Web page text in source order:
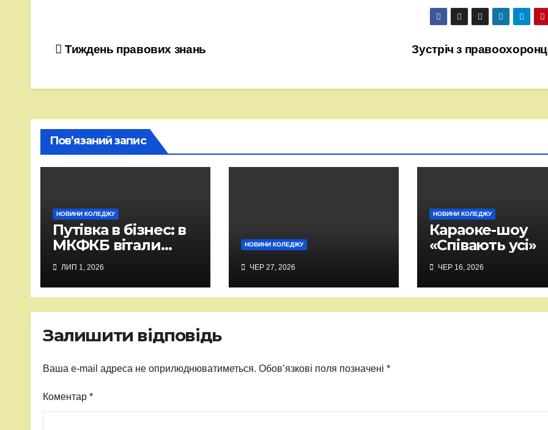
Навігація
Зустріч з
Тиждень правових знань
Пов’язаний запис
НОВИНИ КОЛЕДЖУ
Путівка в бізнес: в
МКФКБ вітали
випускників-2026
ЛИП 1, 2026
НОВИНИ КОЛЕДЖУ
ЧЕР 27, 2026
НОВИНИ КОЛЕДЖУ
Караоке-шоу
«Співають усі»
ЧЕР 16, 2026
Залишити відповідь
Ваша e-mail адреса не оприлюднюватиметься. Обов’язкові поля позначені *
Коментар *